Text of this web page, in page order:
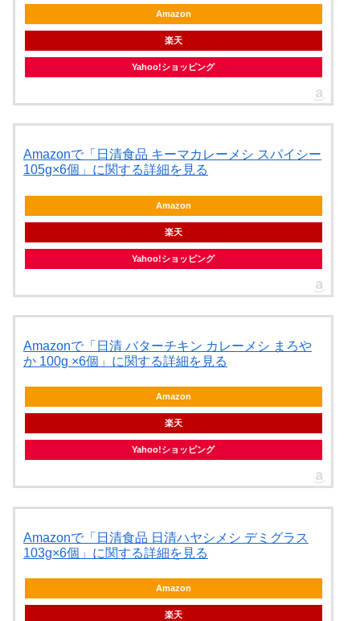
Amazon
楽天
Yahoo!ショッピング
Amazonで「日清食品 キーマカレーメシ スパイシー
105g×6個」に関する詳細を見る
Amazon
楽天
Yahoo!ショッピング
Amazonで「日清 バターチキン カレーメシ まろや
か 100g ×6個」に関する詳細を見る
Amazon
楽天
Yahoo!ショッピング
Amazonで「日清食品 日清ハヤシメシ デミグラス
103g×6個」に関する詳細を見る
Amazon
楽天